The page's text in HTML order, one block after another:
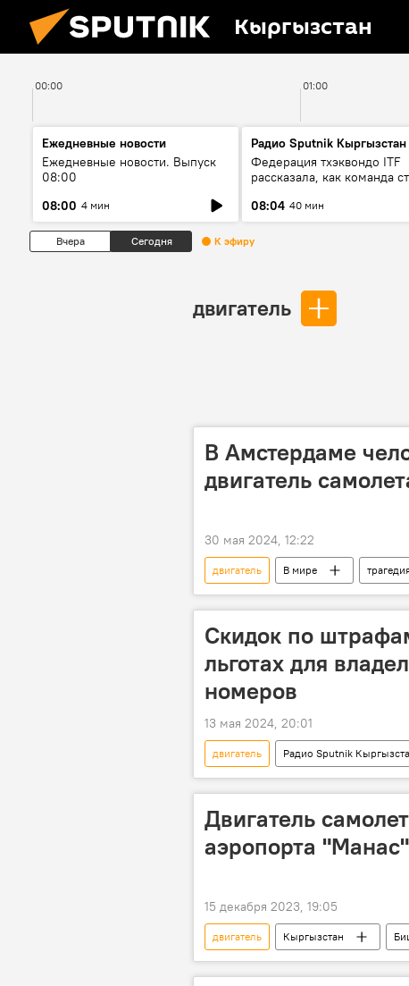
Кыргызстан
00:00 01:00
Ежедневные новости
Ежедневные новости. Выпуск
08:00
08:00 4 мин
Радио Sputnik Кыргызстан
Федерация тхэквондо ITF
рассказала, как команда
08:04 40 мин
Вчера Сегодня К эфиру
двигатель
В Амстердаме
двигатель
30 мая 2024, 12:22
двигатель В мире
смерть
Скидок по
льготах для
номеров
13 мая 2024, 20:01
двигатель Радио Sputnik
номер
электромобиль
Двигатель
аэропорта
15 декабря 2023, 19:05
двигатель Кыргызстан